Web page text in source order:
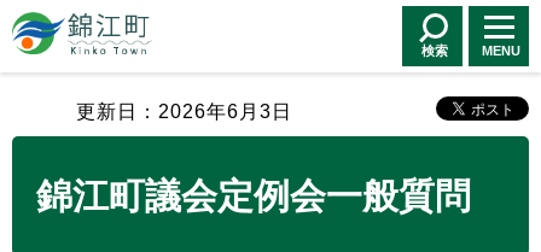
錦江町 Kinko
Town
検索 MENU
更新日：2026年6月3日
錦江町議会定例会一般質問